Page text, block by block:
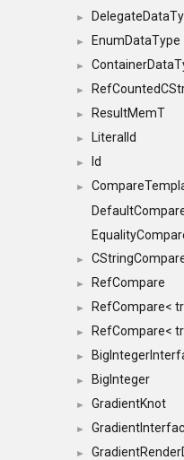
►
► EnumDataType
►
►
► ResultMemT
► LiteralId
► Id
►
►
► RefCompare
► RefCompare<
► RefCompare<
►
► BigInteger
► GradientKnot
►
►